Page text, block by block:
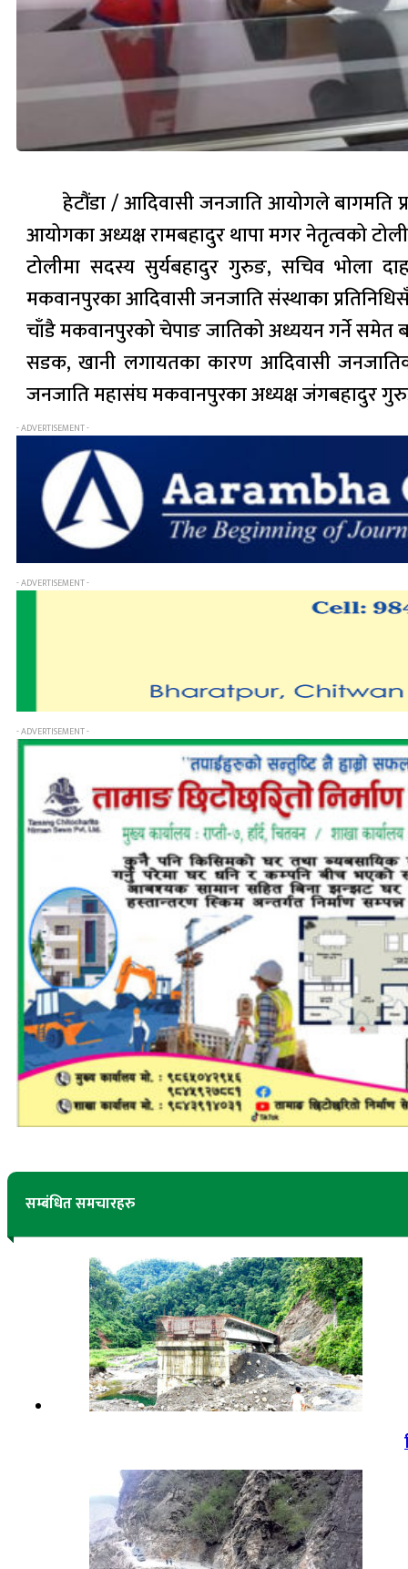
हेटौंडा / आदिवासी जनजाति आयोगले बागमति
आयोगका अध्यक्ष रामबहादुर थापा मगर नेतृत्वको
टोलीमा सदस्य सुर्यबहादुर गुरुङ, सचिव भोला
मकवानपुरका आदिवासी जनजाति संस्थाका
चाँडै मकवानपुरको चेपाङ जातिको अध्ययन गर्ने समेत
सडक, खानी लगायतका कारण आदिवासी
जनजाति महासंघ मकवानपुरका अध्यक्ष जंगबहादुर
- ADVERTISEMENT -
- ADVERTISEMENT -
- ADVERTISEMENT -
सम्बंधित समचारहरु